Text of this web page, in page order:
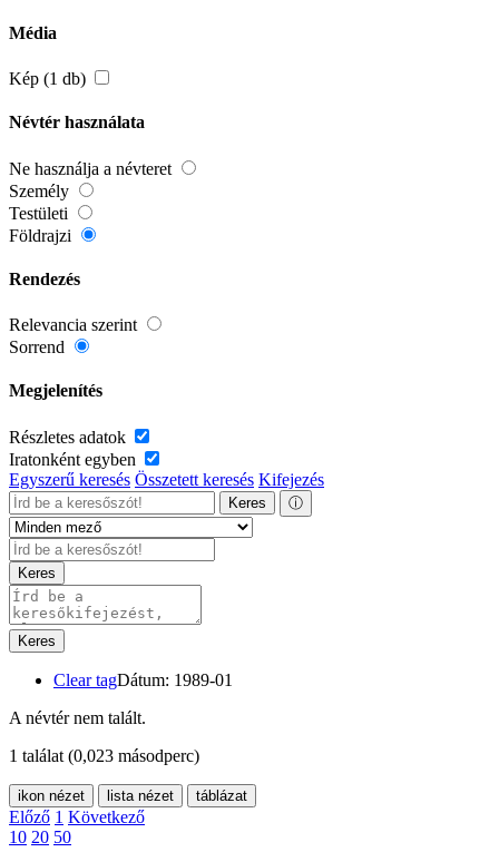
Média
Kép (1 db)
Névtér használata
Ne használja a névteret
Személy
Testületi
Földrajzi
Rendezés
Relevancia szerint
Sorrend
Megjelenítés
Részletes adatok
Iratonként egyben
Egyszerű keresés Összetett keresés Kifejezés
Keres ⓘ
Keres
Keres
Clear tagDátum: 1989-01
A névtér nem talált.
1 találat (0,023 másodperc)
ikon nézet lista nézet táblázat
Előző 1 Következő
10 20 50